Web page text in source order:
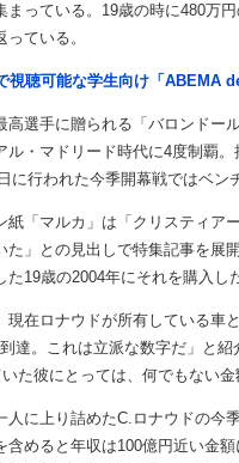
まっている。19歳の時に480万
ている。
視聴可能な学生向け「ABEMA
選手に贈られる「バロンドー
ル・マドリード時代に4度制覇
に行われた今季開幕戦ではベ
「マルカ」は「クリスティア
た」との見出しで特集記事を展
た19歳の2004年にそれを購入
在ロナウドが所有している車
達。これは立派な数字だ」と
た彼にとっては、何でもない
に上り詰めたC.ロナウドの今
含めると年収は100億円近い金